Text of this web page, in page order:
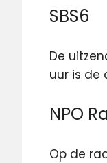
SBS6
De
uur is de
NPO
Op de